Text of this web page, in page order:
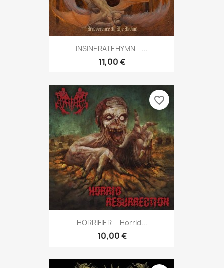
INSINERATEHYMN _...
11,00 €
HORRIFIER _ Horrid...
10,00 €
favorite_border